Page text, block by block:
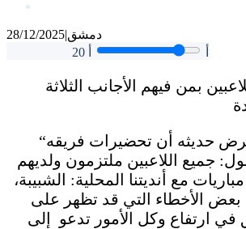
28/12/2025|دمشق
20
بمن فيهم الأجانب الثلاثة
“الوطن” اتصلت بمدرب الفريق الكوتش هيثم جميل الذي أكد في معرض حديثه أن تحضيرات فريقه
جميع اللاعبين ملتزمون ولديهم
مع أنديتنا المحلية: الشبيبة،
بعض الأخطاء التي قد تظهر على
في ارتفاع وكل الأمور تدعو إلى